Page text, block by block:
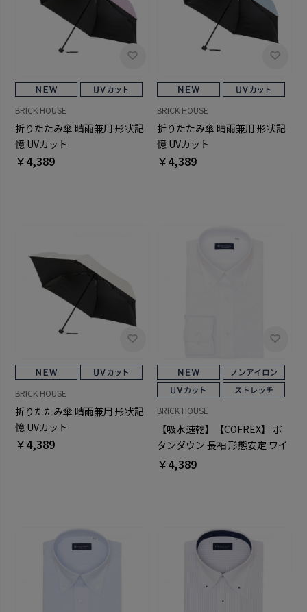
BRICK HOUSE
折りたたみ傘 晴雨兼用 形状記
憶 UVカット
￥4,389
BRICK HOUSE
折りたたみ傘 晴雨兼用 形状記
憶 UVカット
￥4,389
BRICK HOUSE
折りたたみ傘 晴雨兼用 形状記
憶 UVカット
￥4,389
BRICK HOUSE
【吸水速乾】【COFREX】 ボ
タンダウン 長袖 形態安定 ワイ
シャツ
￥4,389